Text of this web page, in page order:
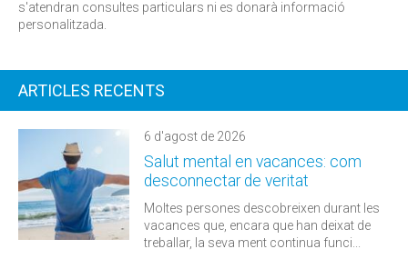
s'atendran consultes particulars ni es donarà informació
personalitzada.
ARTICLES RECENTS
6 d'agost de 2026
Salut mental en vacances: com
desconnectar de veritat
Moltes persones descobreixen durant les
vacances que, encara que han deixat de
treballar, la seva ment continua funci...